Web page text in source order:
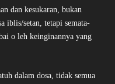
dan kesukaran, bukan
iblis/setan, tetapi semata-
o leh keinginannya yang
dalam dosa, tidak semua